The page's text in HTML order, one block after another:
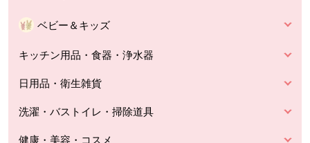
ベビー＆キッズ
キッチン用品・食器・浄水器
日用品・衛生雑貨
洗濯・バストイレ・掃除道具
健康・美容・コスメ